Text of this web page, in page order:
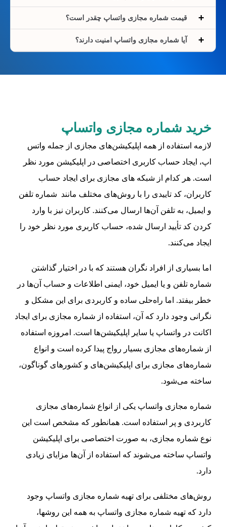
قیمت شماره مجازی واتساپ چقدر است؟
آیا شماره مجازی واتساپ امنیت دارند؟
خرید شماره مجازی واتساپ
لازمه استفاده از همه اپلیکیشن‌های مجازی از جمله واتس
اپ، ایجاد حساب کاربری اختصاصی در اپلیکیشن مورد نظر
است. هر کدام از شبکه ‌های مجازی برای ایجاد حساب
کاربران، کد تاییدی را با روش‌های مختلف مانند شماره تلفن
و ایمیل، به تلفن آن‌ها ارسال می‌کنند. کاربران نیز با وارد
کردن کد تأیید ارسال شده، حساب کاربری مورد نظر خود را
ایجاد می‌کنند.
اما بسیاری از افراد نگران هستند که با در اختیار گذاشتن
شماره تلفن و یا ایمیل خود، ایمنی اطلاعات و حساب آن‌ها در
خطر بیفتد. اما راه‌حلی ساده و کاربردی برای این مشکل و
نگرانی وجود دارد که آن، استفاده از شماره مجازی برای ایجاد
اکانت در واتساپ یا سایر اپلیکیشن‌ها است. امروزه استفاده
از شماره‌های مجازی بسیار رواج پیدا کرده است و انواع
شماره‌های مجازی برای اپلیکیشن‌های و کشورهای گوناگون،
ساخته می‌شود.
شماره مجازی واتساپ یکی از انواع شماره‌های مجازی
کاربردی و پر استفاده است. همانطور که مشخص است این
نوع شماره مجازی، به صورت اختصاصی برای اپلیکیشن
واتساپ ساخته می‌شوند که استفاده از آن‌ها مزایای زیادی
دارد.
روش‌های مختلفی برای تهیه شماره مجازی واتساپ وجود
دارد که تهیه شماره مجازی واتساپ به همه این روشها،